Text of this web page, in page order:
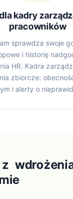
kadry
pracowników
sprawdza swoje
i historię
HR. Kadra
zbiorcze:
i alerty o